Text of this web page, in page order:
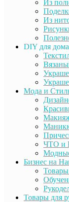
Из
Из
DIY для дома
Мода и
ЧТО и
Бизнес на
Товары
Товары для